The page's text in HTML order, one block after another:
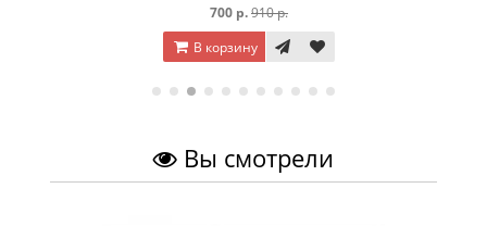
700 р.910 р.
В корзину
Вы смотрели